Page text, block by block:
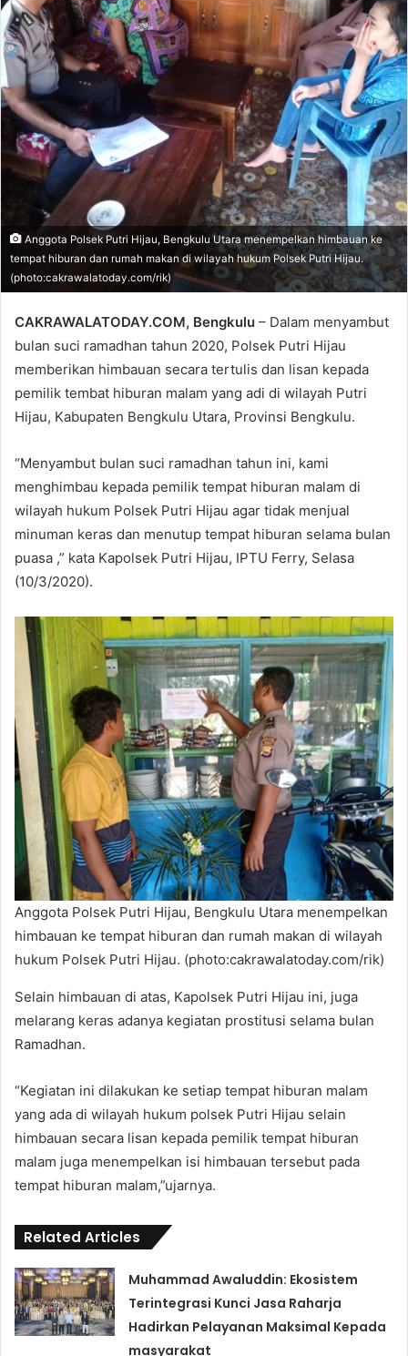
Anggota Polsek Putri Hijau, Bengkulu Utara menempelkan himbauan ke
tempat hiburan dan rumah makan di wilayah hukum Polsek Putri Hijau.
(photo:cakrawalatoday.com/rik)
CAKRAWALATODAY.COM, Bengkulu – Dalam menyambut
bulan suci ramadhan tahun 2020, Polsek Putri Hijau
memberikan himbauan secara tertulis dan lisan kepada
pemilik tembat hiburan malam yang adi di wilayah Putri
Hijau, Kabupaten Bengkulu Utara, Provinsi Bengkulu.
“Menyambut bulan suci ramadhan tahun ini, kami
menghimbau kepada pemilik tempat hiburan malam di
wilayah hukum Polsek Putri Hijau agar tidak menjual
minuman keras dan menutup tempat hiburan selama bulan
puasa ,” kata Kapolsek Putri Hijau, IPTU Ferry, Selasa
(10/3/2020).
Anggota Polsek Putri Hijau, Bengkulu Utara menempelkan
himbauan ke tempat hiburan dan rumah makan di wilayah
hukum Polsek Putri Hijau. (photo:cakrawalatoday.com/rik)
Selain himbauan di atas, Kapolsek Putri Hijau ini, juga
melarang keras adanya kegiatan prostitusi selama bulan
Ramadhan.
“Kegiatan ini dilakukan ke setiap tempat hiburan malam
yang ada di wilayah hukum polsek Putri Hijau selain
himbauan secara lisan kepada pemilik tempat hiburan
malam juga menempelkan isi himbauan tersebut pada
tempat hiburan malam,”ujarnya.
Related Articles
Muhammad Awaluddin: Ekosistem
Terintegrasi Kunci Jasa Raharja
Hadirkan Pelayanan Maksimal Kepada
masyarakat